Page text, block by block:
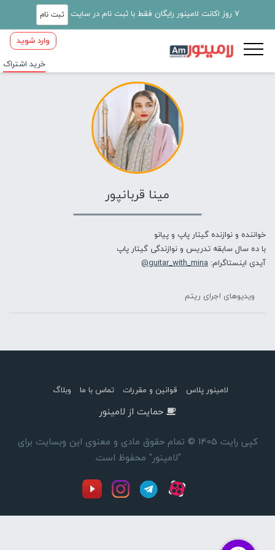
7 روز اکانت لامینور رایگان فقط با ثبت نام در سایت ثبت نام
وارد شوید
خرید اشتراک
مینا قربانپور
خواننده و نوازنده گیتار پاپ و پیانو
با ده سال سابقه تدریس و نوازندگی گیتار پاپ
آیدی اینستاگرام: guitar_with_mina@
ویدیوهای اجرای ریتم
لامینور پلاس قوانین و مقررات تماس با ما وبلاگ
حمایت از لامینور
کپی رایت 1405 © تمام حقوق مادی و معنوی این وبسایت برای
"لامینور" محفوظ است.